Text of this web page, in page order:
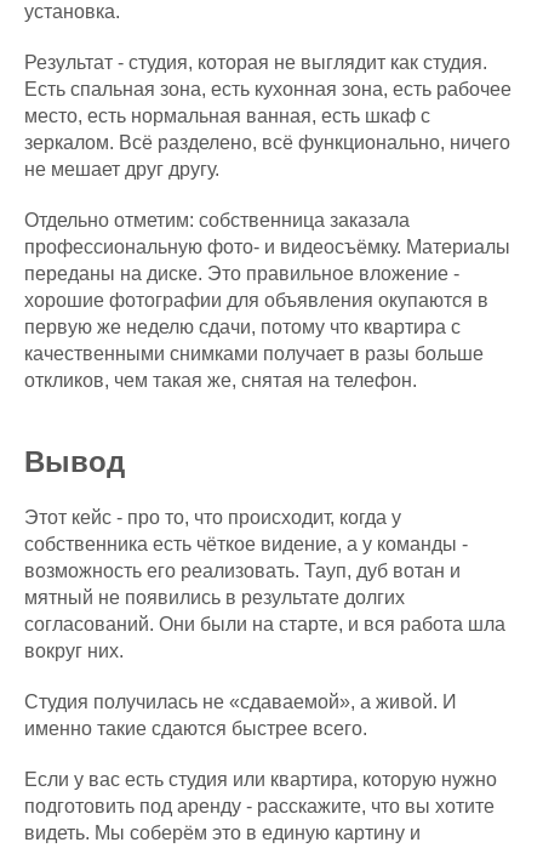
установка.
Результат - студия, которая не выглядит как студия.
Есть спальная зона, есть кухонная зона, есть рабочее
место, есть нормальная ванная, есть шкаф с
зеркалом. Всё разделено, всё функционально, ничего
не мешает друг другу.
Отдельно отметим: собственница заказала
профессиональную фото- и видеосъёмку. Материалы
переданы на диске. Это правильное вложение -
хорошие фотографии для объявления окупаются в
первую же неделю сдачи, потому что квартира с
качественными снимками получает в разы больше
откликов, чем такая же, снятая на телефон.
Вывод
Этот кейс - про то, что происходит, когда у
собственника есть чёткое видение, а у команды -
возможность его реализовать. Тауп, дуб вотан и
мятный не появились в результате долгих
согласований. Они были на старте, и вся работа шла
вокруг них.
Студия получилась не «сдаваемой», а живой. И
именно такие сдаются быстрее всего.
Если у вас есть студия или квартира, которую нужно
подготовить под аренду - расскажите, что вы хотите
видеть. Мы соберём это в единую картину и